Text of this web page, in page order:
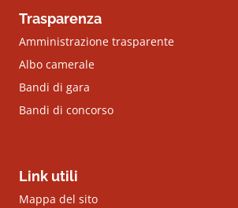
Trasparenza
Amministrazione trasparente
Albo camerale
Bandi di gara
Bandi di concorso
Link utili
Mappa del sito